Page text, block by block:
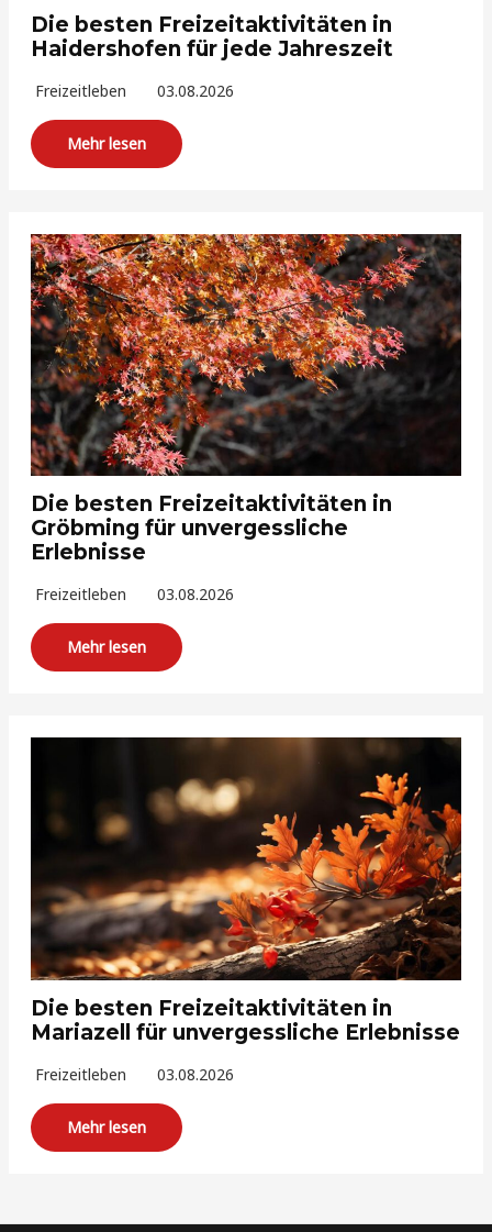
Die besten Freizeitaktivitäten in
Haidershofen für jede Jahreszeit
Freizeitleben 03.08.2026
Mehr lesen
Die besten Freizeitaktivitäten in
Gröbming für unvergessliche
Erlebnisse
Freizeitleben 03.08.2026
Mehr lesen
Die besten Freizeitaktivitäten in
Mariazell für unvergessliche Erlebnisse
Freizeitleben 03.08.2026
Mehr lesen